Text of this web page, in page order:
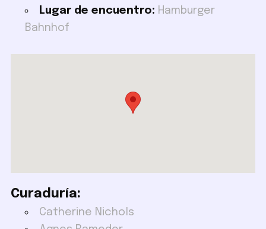
Lugar de encuentro: Hamburger
Bahnhof
Curaduría:
Catherine Nichols